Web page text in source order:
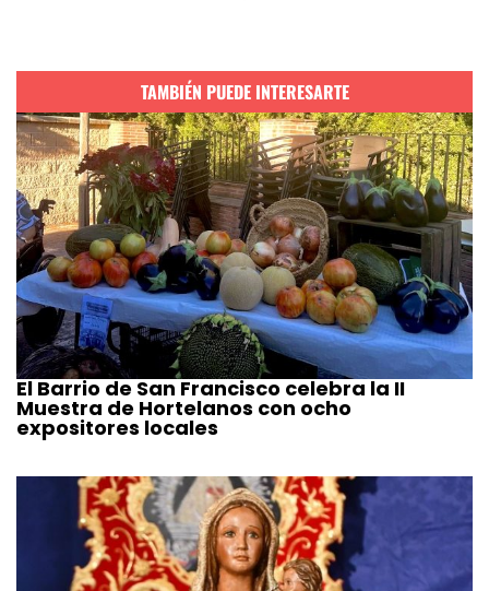
TAMBIÉN PUEDE INTERESARTE
El Barrio de San Francisco celebra la II
Muestra de Hortelanos con ocho
expositores locales